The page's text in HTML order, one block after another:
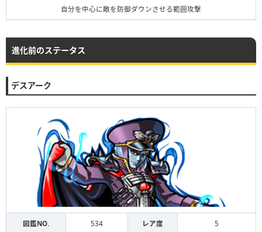
自分を中心に敵を防御ダウンさせる範囲攻撃
進化前のステータス
デスアーク
図鑑NO. 534 レア度 5